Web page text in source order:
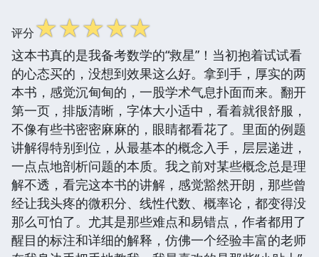
评分☆☆☆☆☆
这本书真的是我备考数学的“救星”！当初抱着试试看
的心态买的，没想到效果这么好。拿到手，厚实的两
本书，感觉沉甸甸的，一股学术气息扑面而来。翻开
第一页，排版清晰，字体大小适中，看着就很舒服，
不像有些书密密麻麻的，眼睛都看花了。里面的例题
讲解得特别到位，从最基本的概念入手，层层递进，
一点点地剖析问题的本质。我之前对某些概念总是理
解不透，看完这本书的讲解，感觉豁然开朗，那些曾
经让我头疼的微积分、线性代数、概率论，都变得没
那么可怕了。尤其是那些难点和易错点，作者都用了
醒目的标注和详细的解释，仿佛一个经验丰富的老师